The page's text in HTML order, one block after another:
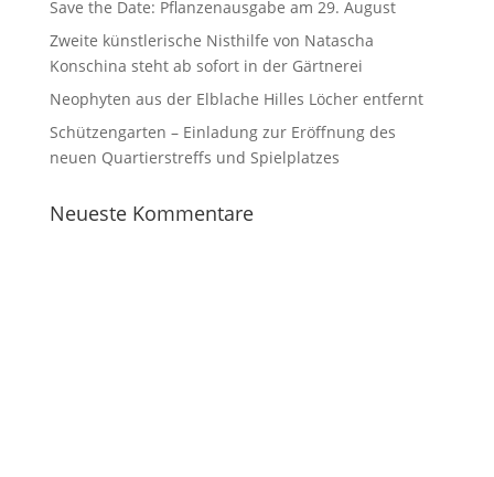
Save the Date: Pflanzenausgabe am 29. August
Zweite künstlerische Nisthilfe von Natascha
Konschina steht ab sofort in der Gärtnerei
Neophyten aus der Elblache Hilles Löcher entfernt
Schützengarten – Einladung zur Eröffnung des
neuen Quartierstreffs und Spielplatzes
Neueste Kommentare